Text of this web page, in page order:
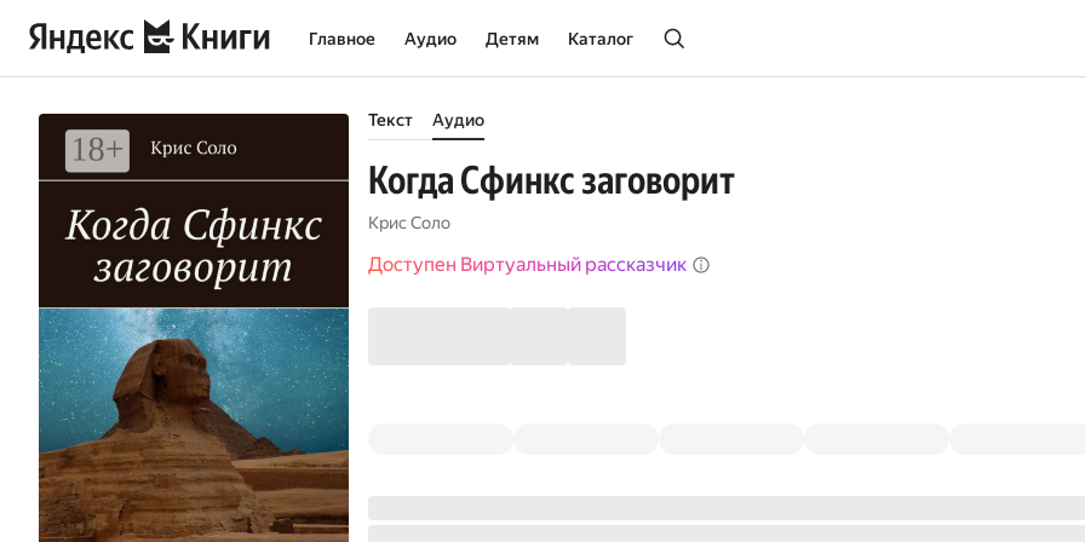
Главное Аудио Детям Каталог
Текст Аудио
Когда Сфинкс заговорит
Крис Соло
Доступен Виртуальный рассказчик